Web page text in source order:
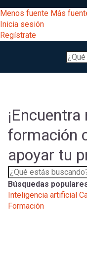
al
contenido
principal
Menú
entrar
a
mi
Menos fuente Más
Inicia sesión
Regístrate
Buscar
Menú
Desarrollo
Expand
Expand
Comunidad
Exploración
Expand
Inicia
sesión
formación
apoyar tu
Búsquedas
Inteligencia artificial
Formación